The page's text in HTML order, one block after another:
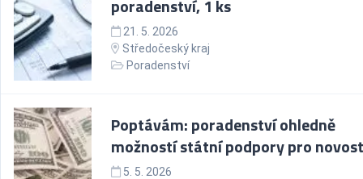
poradenství, 1 ks
21. 5. 2026
Středočeský kraj
Poradenství
Poptávám: poradenství ohledně
možností státní podpory pro
5. 5. 2026